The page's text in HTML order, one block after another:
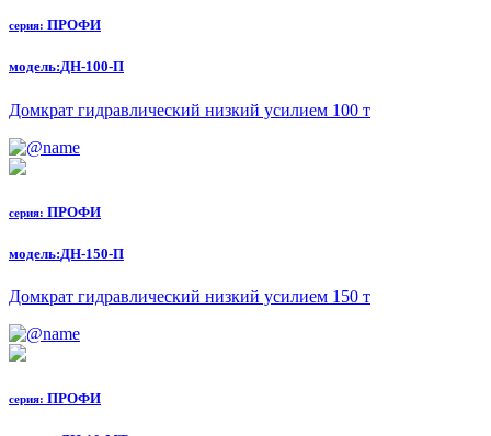
серия: ПРОФИ
модель:ДН-100-П
Домкрат гидравлический низкий усилием 100 т
серия: ПРОФИ
модель:ДН-150-П
Домкрат гидравлический низкий усилием 150 т
серия: ПРОФИ